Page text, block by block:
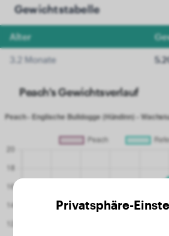
Gewichtstabelle
Alter
3.2 Monate
Peach's Gewichtsverlauf
Privatsphäre-